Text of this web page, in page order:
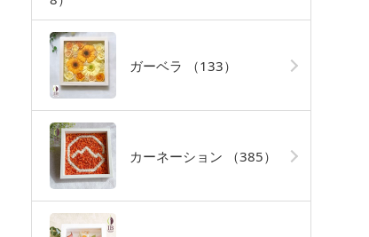
ガーベラ （133）
カーネーション （385）